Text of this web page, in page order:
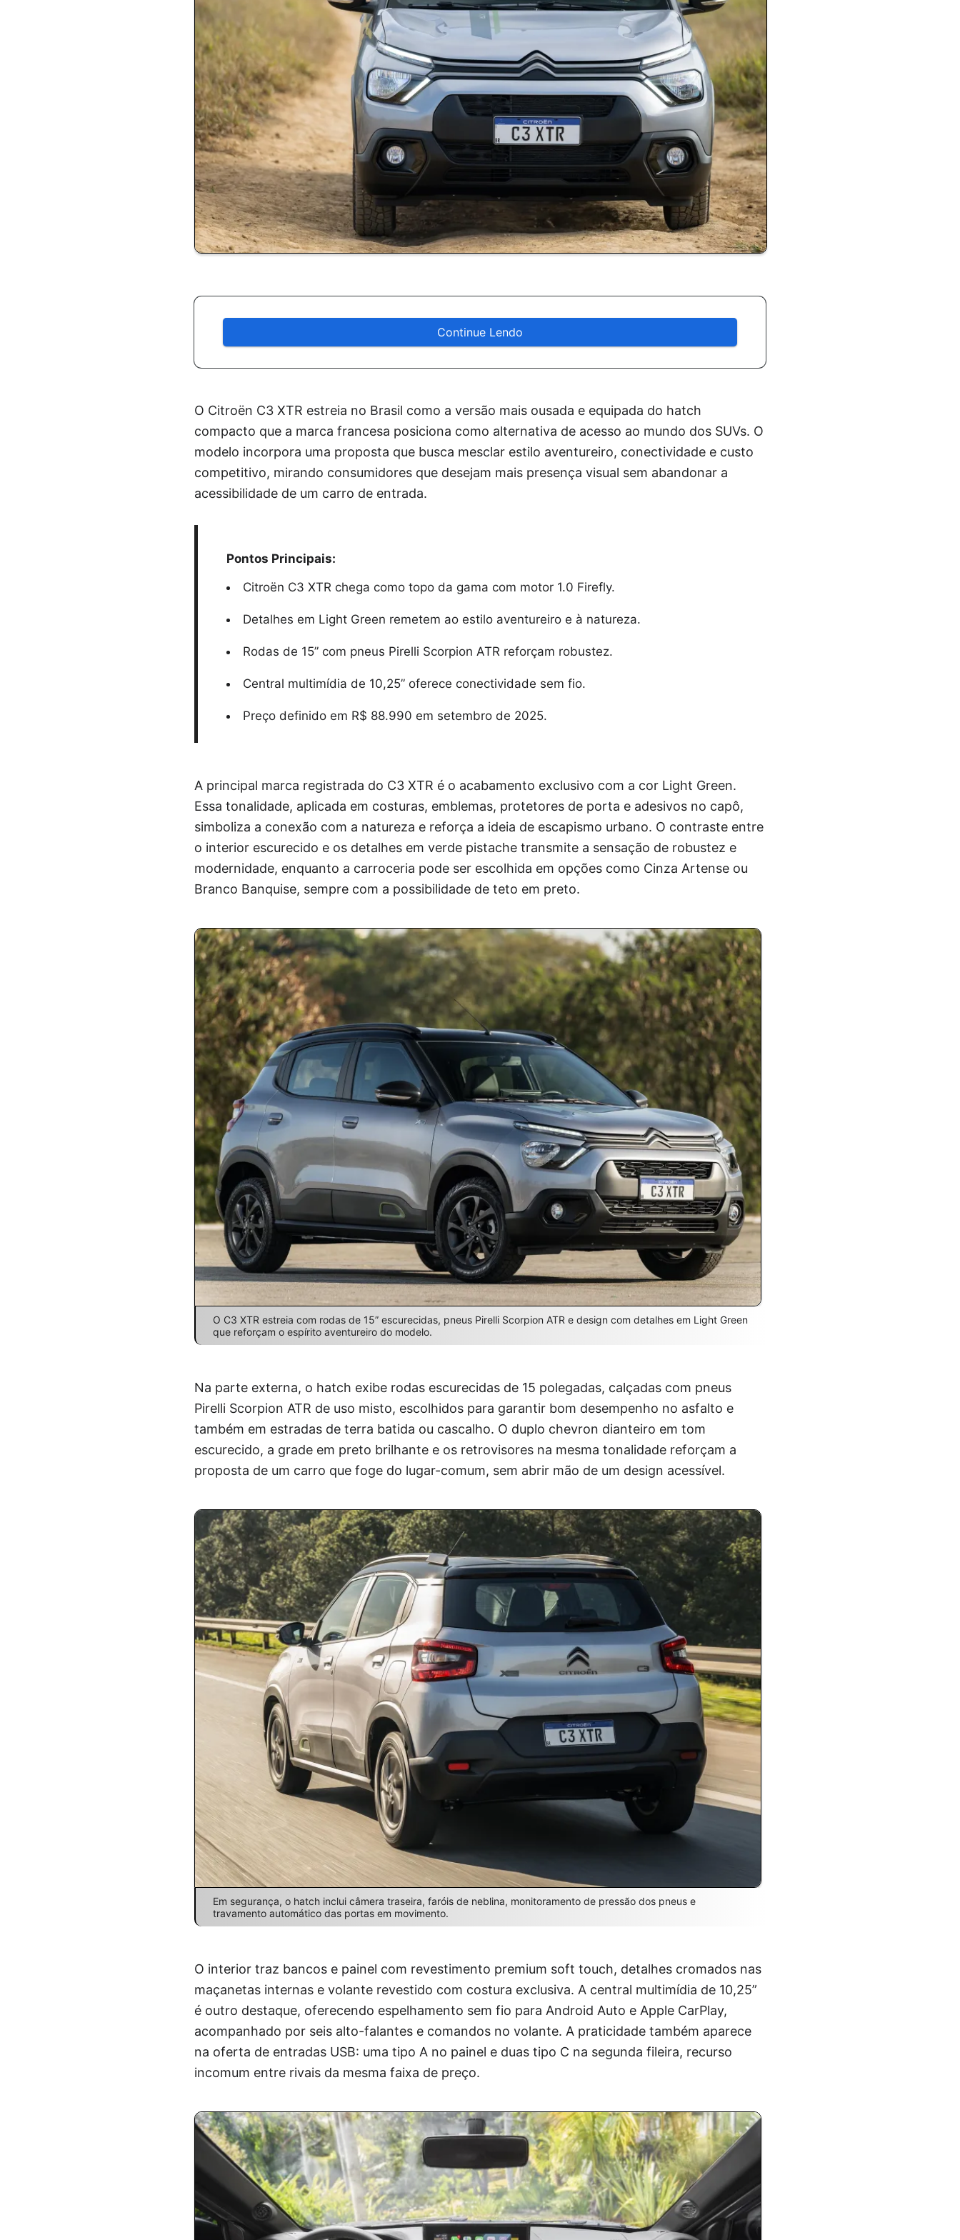
Continue Lendo
O Citroën C3 XTR estreia no Brasil como a versão mais ousada e equipada do hatch
compacto que a marca francesa posiciona como alternativa de acesso ao mundo dos SUVs. O
modelo incorpora uma proposta que busca mesclar estilo aventureiro, conectividade e custo
competitivo, mirando consumidores que desejam mais presença visual sem abandonar a
acessibilidade de um carro de entrada.
Pontos Principais:
Citroën C3 XTR chega como topo da gama com motor 1.0 Firefly.
Detalhes em Light Green remetem ao estilo aventureiro e à natureza.
Rodas de 15” com pneus Pirelli Scorpion ATR reforçam robustez.
Central multimídia de 10,25” oferece conectividade sem fio.
Preço definido em R$ 88.990 em setembro de 2025.
A principal marca registrada do C3 XTR é o acabamento exclusivo com a cor Light Green.
Essa tonalidade, aplicada em costuras, emblemas, protetores de porta e adesivos no capô,
simboliza a conexão com a natureza e reforça a ideia de escapismo urbano. O contraste entre
o interior escurecido e os detalhes em verde pistache transmite a sensação de robustez e
modernidade, enquanto a carroceria pode ser escolhida em opções como Cinza Artense ou
Branco Banquise, sempre com a possibilidade de teto em preto.
O C3 XTR estreia com rodas de 15” escurecidas, pneus Pirelli Scorpion ATR e design com detalhes em Light Green
que reforçam o espírito aventureiro do modelo.
Na parte externa, o hatch exibe rodas escurecidas de 15 polegadas, calçadas com pneus
Pirelli Scorpion ATR de uso misto, escolhidos para garantir bom desempenho no asfalto e
também em estradas de terra batida ou cascalho. O duplo chevron dianteiro em tom
escurecido, a grade em preto brilhante e os retrovisores na mesma tonalidade reforçam a
proposta de um carro que foge do lugar-comum, sem abrir mão de um design acessível.
Em segurança, o hatch inclui câmera traseira, faróis de neblina, monitoramento de pressão dos pneus e
travamento automático das portas em movimento.
O interior traz bancos e painel com revestimento premium soft touch, detalhes cromados nas
maçanetas internas e volante revestido com costura exclusiva. A central multimídia de 10,25”
é outro destaque, oferecendo espelhamento sem fio para Android Auto e Apple CarPlay,
acompanhado por seis alto-falantes e comandos no volante. A praticidade também aparece
na oferta de entradas USB: uma tipo A no painel e duas tipo C na segunda fileira, recurso
incomum entre rivais da mesma faixa de preço.